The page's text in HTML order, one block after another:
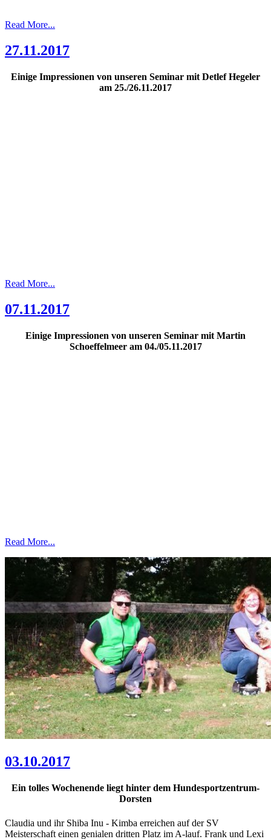
Read More...
27.11.2017
Einige Impressionen von unseren Seminar mit Detlef Hegeler
am 25./26.11.2017
Read More...
07.11.2017
Einige Impressionen von unseren Seminar mit Martin
Schoeffelmeer am 04./05.11.2017
Read More...
03.10.2017
Ein tolles Wochenende liegt hinter dem Hundesportzentrum-
Dorsten
Claudia und ihr Shiba Inu - Kimba erreichen auf der SV
Meisterschaft einen genialen dritten Platz im A-lauf. Frank und Lexi